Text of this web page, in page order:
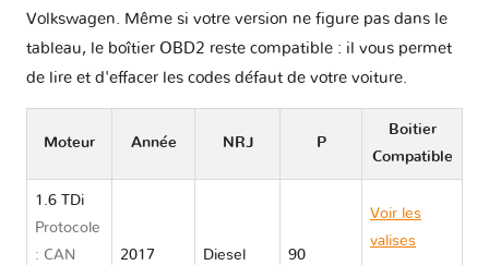
Volkswagen. Même si votre version ne figure pas dans le
tableau, le boîtier OBD2 reste compatible : il vous permet
de lire et d'effacer les codes défaut de votre voiture.
Moteur Année NRJ P
Boitier
Compatible
1.6 TDi
Protocole
: CAN
2017 Diesel 90
Voir les
valises